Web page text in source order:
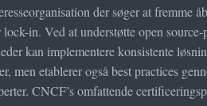
der søger at fremme
in. Ved at understøtte open source-
kan implementere konsistente
etablerer også best practices
CNCF’s omfattende